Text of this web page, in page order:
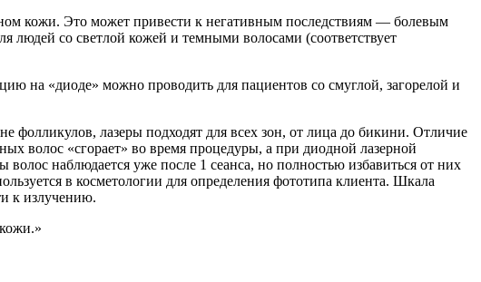
кожи. Это может привести к негативным последствиям — болевым
со светлой кожей и темными волосами (соответствует
на «диоде» можно проводить для пациентов со смуглой, загорелой и
лазеры подходят для всех зон, от лица до бикини. Отличие
волос «сгорает» во время процедуры, а при диодной лазерной
наблюдается уже после 1 сеанса, но полностью избавиться от них
в косметологии для определения фототипа клиента. Шкала
к излучению.